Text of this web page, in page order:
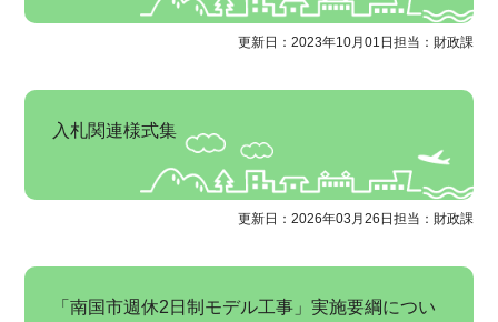
更新日：2023年10月01日 担当：財政課
入札関連様式集
更新日：2026年03月26日 担当：財政課
「南国市週休2日制モデル工事」実施要綱につい